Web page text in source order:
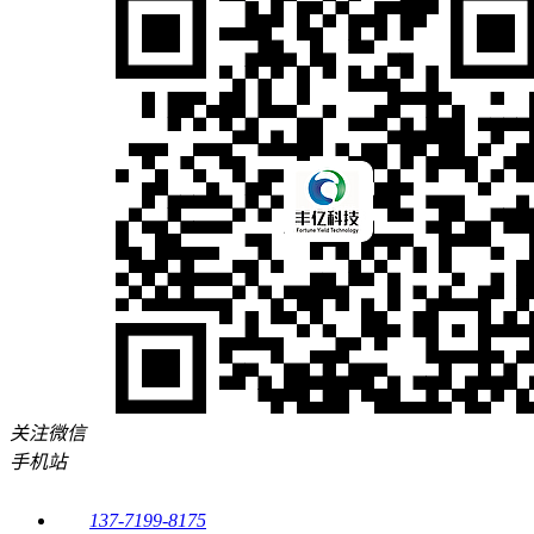
关注微信
手机站
137-7199-8175